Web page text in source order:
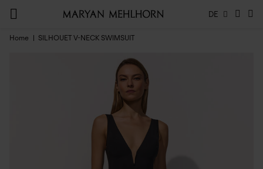
DE
Home SILHOUET V-NECK SWIMSUIT